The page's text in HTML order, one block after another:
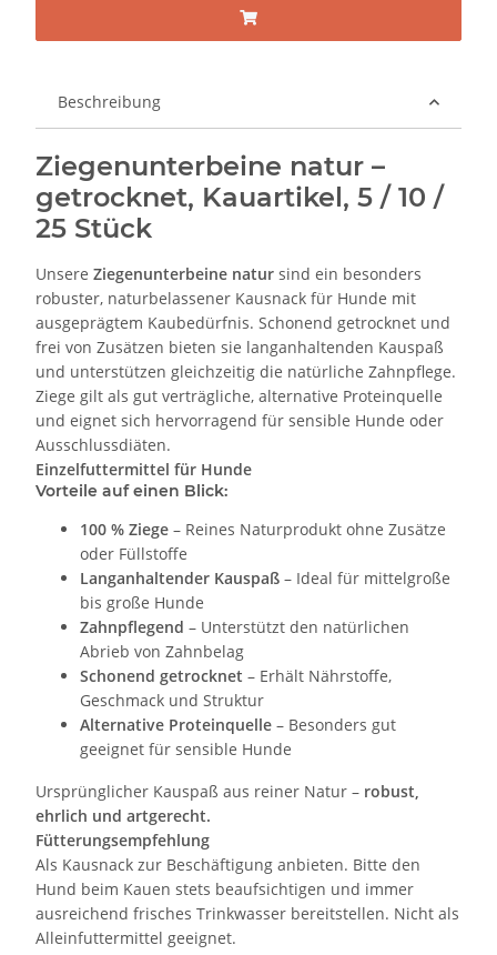
Beschreibung
Ziegenunterbeine natur –
getrocknet, Kauartikel, 5 / 10 /
25 Stück
Unsere Ziegenunterbeine natur sind ein besonders
robuster, naturbelassener Kausnack für Hunde mit
ausgeprägtem Kaubedürfnis. Schonend getrocknet und
frei von Zusätzen bieten sie langanhaltenden Kauspaß
und unterstützen gleichzeitig die natürliche Zahnpflege.
Ziege gilt als gut verträgliche, alternative Proteinquelle
und eignet sich hervorragend für sensible Hunde oder
Ausschlussdiäten.
Einzelfuttermittel für Hunde
Vorteile auf einen Blick:
100 % Ziege – Reines Naturprodukt ohne Zusätze
oder Füllstoffe
Langanhaltender Kauspaß – Ideal für mittelgroße
bis große Hunde
Zahnpflegend – Unterstützt den natürlichen
Abrieb von Zahnbelag
Schonend getrocknet – Erhält Nährstoffe,
Geschmack und Struktur
Alternative Proteinquelle – Besonders gut
geeignet für sensible Hunde
Ursprünglicher Kauspaß aus reiner Natur – robust,
ehrlich und artgerecht.
Fütterungsempfehlung
Als Kausnack zur Beschäftigung anbieten. Bitte den
Hund beim Kauen stets beaufsichtigen und immer
ausreichend frisches Trinkwasser bereitstellen. Nicht als
Alleinfuttermittel geeignet.